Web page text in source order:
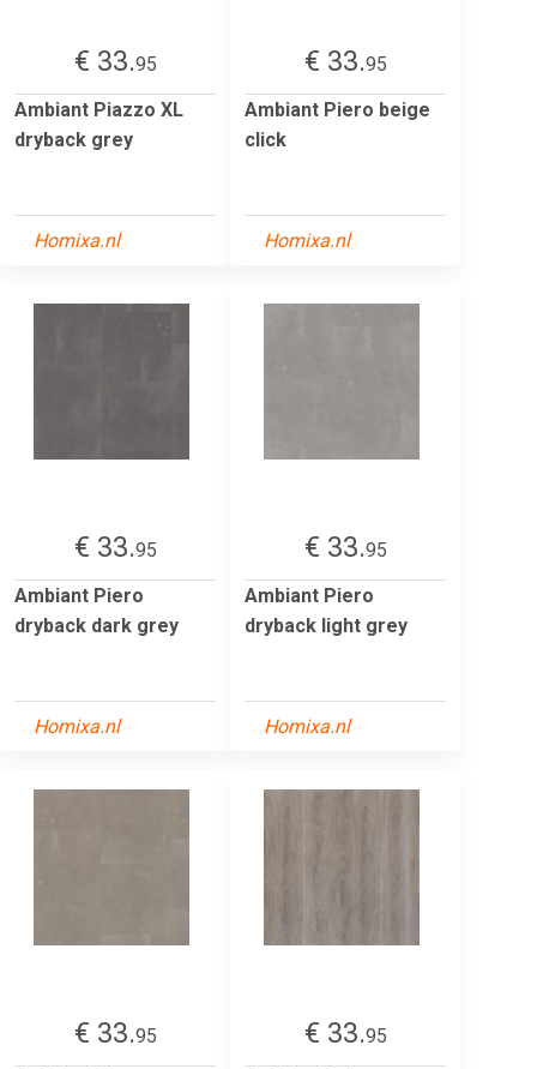
€ 33.95
Ambiant Piazzo XL
dryback grey
Homixa.nl
€ 33.95
Ambiant Piero beige
click
Homixa.nl
€ 33.95
Ambiant Piero
dryback dark grey
Homixa.nl
€ 33.95
Ambiant Piero
dryback light grey
Homixa.nl
€ 33.95
€ 33.95